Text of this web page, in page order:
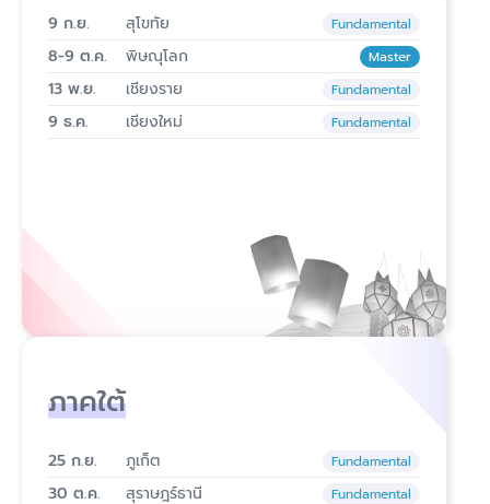
9 ก.ย. สุโขทัย Fundamental
8-9 ต.ค. พิษณุโลก Master
13 พ.ย. เชียงราย Fundamental
9 ธ.ค. เชียงใหม่ Fundamental
ภาคใต้
25 ก.ย. ภูเก็ต Fundamental
30 ต.ค. สุราษฎร์ธานี Fundamental